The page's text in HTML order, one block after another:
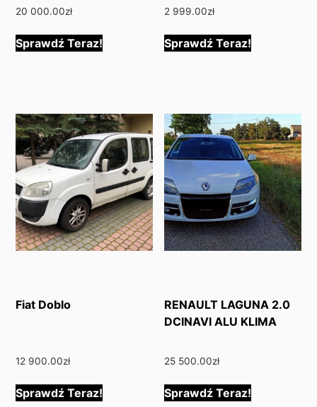
20 000.00zł
Sprawdź Teraz!
2 999.00zł
Sprawdź Teraz!
Fiat Doblo
12 900.00zł
Sprawdź Teraz!
RENAULT LAGUNA 2.0
DCINAVI ALU KLIMA
25 500.00zł
Sprawdź Teraz!